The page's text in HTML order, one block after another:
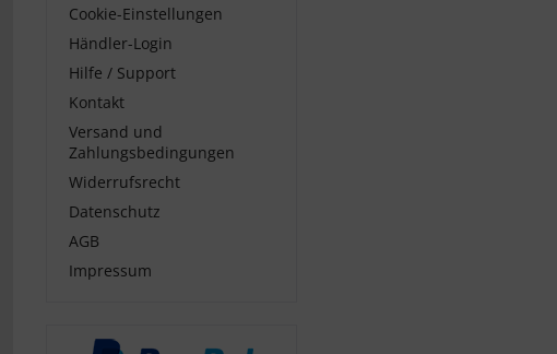
Cookie-Einstellungen
Händler-Login
Hilfe / Support
Kontakt
Versand und
Zahlungsbedingungen
Widerrufsrecht
Datenschutz
AGB
Impressum